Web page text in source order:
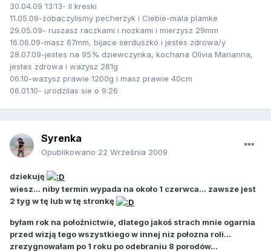
30.04.09 13:13- II kreski
11.05.09-zobaczylismy pecherzyk i Ciebie-mala plamke
29.05.09- ruszasz raczkami i nozkami i mierzysz 29mm
16.06.09-masz 67mm, bijace serduszko i jestes zdrowa/y
28.07.09-jestes na 95% dziewczynka, kochana Olivia Marianna,
jestes zdrowa i wazysz 281g
06.10-wazysz prawie 1200g i masz prawie 40cm
06.01.10- urodzilas sie o 9:26
Syrenka
Opublikowano 22 Września 2009
dziekuję
wiesz... niby termin wypada na około 1 czerwca... zawsze jest
2 tyg w tę lub w tę stronkę
byłam rok na położnictwie, dlatego jakoś strach mnie ogarnia
przed wizją tego wszystkiego w innej niz połozna roli...
zrezygnowałam po 1 roku po odebraniu 8 porodów...